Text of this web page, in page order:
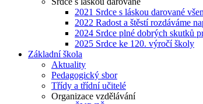
2021 Srdce s láskou darované
2022 Radost a štěstí rozdáváme
2024 Srdce plné dobrých skutků
2025 Srdce ke 120. výročí školy
Základní škola
Aktuality
Pedagogický sbor
Třídy a třídní učitelé
Organizace vzdělávání